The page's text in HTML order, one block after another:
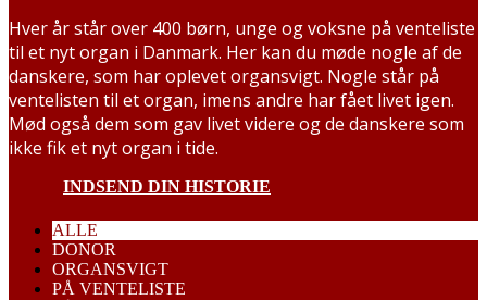
Hver år står over 400 børn, unge og voksne på venteliste
til et nyt organ i Danmark. Her kan du møde nogle af de
danskere, som har oplevet organsvigt. Nogle står på
ventelisten til et organ, imens andre har fået livet igen.
Mød også dem som gav livet videre og de danskere som
ikke fik et nyt organ i tide.
INDSEND DIN HISTORIE
ALLE
DONOR
ORGANSVIGT
PÅ VENTELISTE